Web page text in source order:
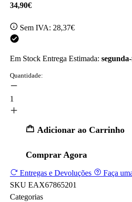
34,90€
Sem IVA: 28,37€
Em Stock Entrega Estimada:
Quantidade:
1
Adicionar ao Carrinho
Comprar Agora
Entregas e Devoluções
Faça
SKU EAX67865201
Categorias